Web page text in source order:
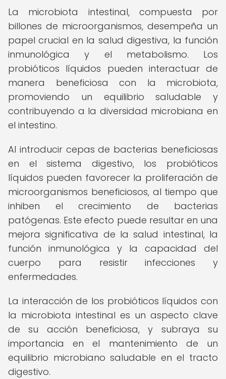
La microbiota intestinal, compuesta por
billones de microorganismos, desempeña un
papel crucial en la salud digestiva, la función
inmunológica y el metabolismo. Los
probióticos líquidos pueden interactuar de
manera beneficiosa con la microbiota,
promoviendo un equilibrio saludable y
contribuyendo a la diversidad microbiana en
el intestino.
Al introducir cepas de bacterias beneficiosas
en el sistema digestivo, los probióticos
líquidos pueden favorecer la proliferación de
microorganismos beneficiosos, al tiempo que
inhiben el crecimiento de bacterias
patógenas. Este efecto puede resultar en una
mejora significativa de la salud intestinal, la
función inmunológica y la capacidad del
cuerpo para resistir infecciones y
enfermedades.
La interacción de los probióticos líquidos con
la microbiota intestinal es un aspecto clave
de su acción beneficiosa, y subraya su
importancia en el mantenimiento de un
equilibrio microbiano saludable en el tracto
digestivo.